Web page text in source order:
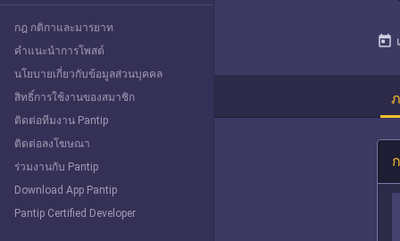
today
Explore
กฎ กติกาและมารยาท
คำแนะนำการโพสต์
นโยบายเกี่ยวกับข้อมูลส่วนบุคคล
สิทธิ์การใช้งานของสมาชิก
ติดต่อทีมงาน Pantip
ติดต่อลงโฆษณา
ร่วมงานกับ Pantip
Download App Pantip
Pantip Certified Developer